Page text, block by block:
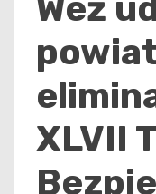
XLVII